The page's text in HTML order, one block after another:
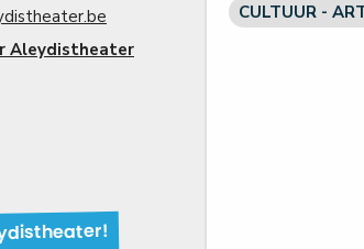
Aleydistheater
CULTUUR -